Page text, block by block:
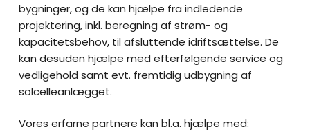
bygninger, og de kan hjælpe fra indledende
projektering, inkl. beregning af strøm- og
kapacitetsbehov, til afsluttende idriftsættelse. De
kan desuden hjælpe med efterfølgende service og
vedligehold samt evt. fremtidig udbygning af
solcelleanlægget.
Vores erfarne partnere kan bl.a. hjælpe med: